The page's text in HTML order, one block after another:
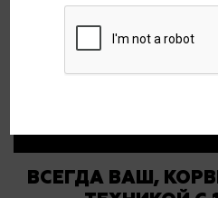
ВСЕГДА ВАШ,